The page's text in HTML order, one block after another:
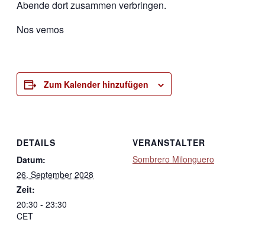
Abende dort zusammen verbringen.
Nos vemos
Zum Kalender hinzufügen
DETAILS
Datum:
26. September 2028
Zeit:
20:30 - 23:30
CET
VERANSTALTER
Sombrero Milonguero